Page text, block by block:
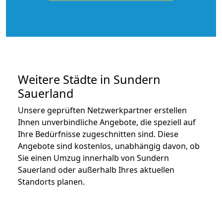
Weitere Städte in Sundern
Sauerland
Unsere geprüften Netzwerkpartner erstellen
Ihnen unverbindliche Angebote, die speziell auf
Ihre Bedürfnisse zugeschnitten sind. Diese
Angebote sind kostenlos, unabhängig davon, ob
Sie einen Umzug innerhalb von Sundern
Sauerland oder außerhalb Ihres aktuellen
Standorts planen.